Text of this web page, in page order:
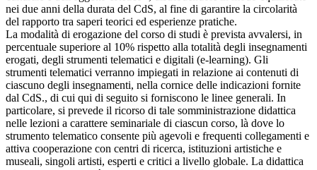
nei due anni della durata del CdS, al fine di garantire la circolarità
del rapporto tra saperi teorici ed esperienze pratiche.
La modalità di erogazione del corso di studi è prevista avvalersi, in
percentuale superiore al 10% rispetto alla totalità degli insegnamenti
erogati, degli strumenti telematici e digitali (e-learning). Gli
strumenti telematici verranno impiegati in relazione ai contenuti di
ciascuno degli insegnamenti, nella cornice delle indicazioni fornite
dal CdS., di cui qui di seguito si forniscono le linee generali. In
particolare, si prevede il ricorso di tale somministrazione didattica
nelle lezioni a carattere seminariale di ciascun corso, là dove lo
strumento telematico consente più agevoli e frequenti collegamenti e
attiva cooperazione con centri di ricerca, istituzioni artistiche e
museali, singoli artisti, esperti e critici a livello globale. La didattica